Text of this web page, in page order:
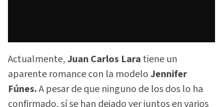
Actualmente,Juan Carlos Lara tiene un
aparente romance con la modeloJennifer
Fúnes.A pesar de que ninguno de los dos lo ha
confirmado, sí se han dejado ver juntos en varios